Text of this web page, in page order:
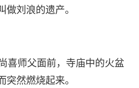
刘浪的遗产。
喜师父面前，寺庙中的火盆
然燃烧起来。